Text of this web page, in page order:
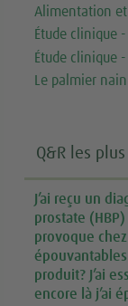
Alimentation et
Étude clinique -
Étude clinique
Le palmier nain
Q&R les
J’ai reçu un
prostate
provoque
produit? J’ai
encore là j’ai